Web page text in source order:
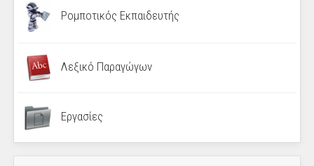
Ρομποτικός Εκπαιδευτής
Λεξικό Παραγώγων
Εργασίες